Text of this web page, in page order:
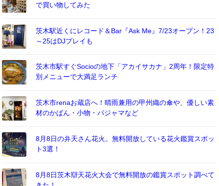
で買い物してみた
茨木駅近くにレコード＆Bar『Ask Me』7/23オープン！23
～25はDJプレイも
茨木市駅すぐSocioの地下「アカイサカナ」2周年！限定特
別メニューで大満足ランチ
茨木市renaお蔵店へ！晴雨兼用の甲州織の傘や、優しい素
材のかばん・小物・パジャマなど
8月8日の弁天さん花火。無料開放している花火鑑賞スポッ
ト3選！
8月8日茨木辯天花火大会で無料開放の鑑賞スポット調べて